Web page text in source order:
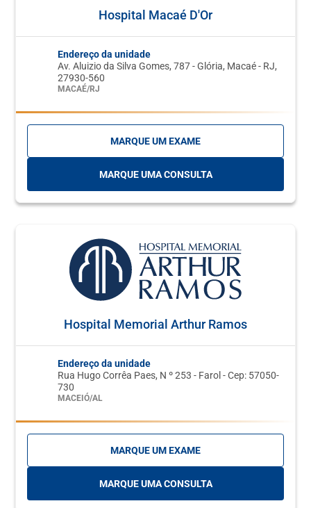
Hospital Macaé D'Or
Endereço da unidade
Av. Aluizio da Silva Gomes, 787 - Glória, Macaé - RJ,
27930-560
MACAÉ/RJ
MARQUE UM EXAME
MARQUE UMA CONSULTA
Hospital Memorial Arthur Ramos
Endereço da unidade
Rua Hugo Corrêa Paes, N º 253 - Farol - Cep: 57050-
730
MACEIÓ/AL
MARQUE UM EXAME
MARQUE UMA CONSULTA